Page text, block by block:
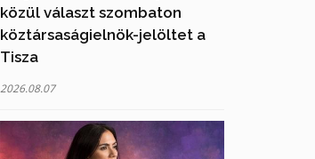
közül választ szombaton
köztársaságielnök-jelöltet a
Tisza
2026.08.07